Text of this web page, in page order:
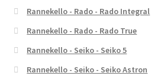
Rannekello - Rado - Rado Integral
Rannekello - Rado - Rado True
Rannekello - Seiko - Seiko 5
Rannekello - Seiko - Seiko Astron